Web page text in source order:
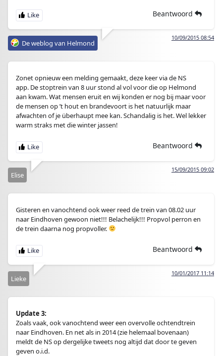
Beantwoord
10/09/2015 08:54
De weblog van Helmond
Zonet opnieuw een melding gemaakt, deze keer via de NS
app. De stoptrein van 8 uur stond al vol voor die op Helmond
aan kwam. Wat mensen eruit en wij konden er nog bij maar voor
de mensen op ’t hout en brandevoort is het natuurlijk maar
afwachten of je überhaupt mee kan. Schandalig is het. Wel lekker
warm straks met die winter jassen!
Beantwoord
15/09/2015 09:02
Elise
Gisteren en vanochtend ook weer reed de trein van 08.02 uur
naar Eindhoven gewoon niet!!! Belachelijk!!! Propvol perron en
de trein daarna nog propvoller.
Beantwoord
10/01/2017 11:14
Lieke
Update 3:
Zoals vaak, ook vanochtend weer een overvolle ochtendtrein
naar Eindhoven. En net als in 2014 (zie helemaal bovenaan)
meldt de NS op dergelijke tweets nog altijd dat door te geven
geven o.i.d.